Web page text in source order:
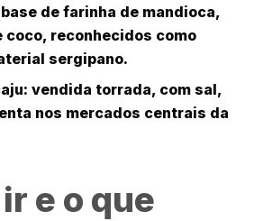
de farinha de mandioca,
coco, reconhecidos como
sergipano.
: vendida torrada, com sal,
nos mercados centrais da
e o que